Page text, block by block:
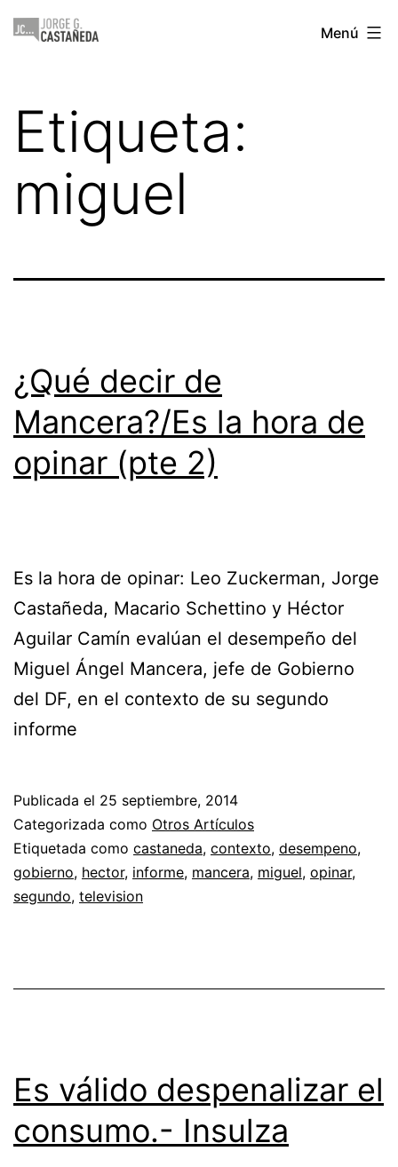
Saltar
Jorge
Menú
Etiqueta:
miguel
¿Qué decir de
Mancera?/Es la hora de
opinar (pte 2)
Es la hora de opinar: Leo Zuckerman, Jorge
Castañeda, Macario Schettino y Héctor
Aguilar Camín evalúan el desempeño del
Miguel Ángel Mancera, jefe de Gobierno
del DF, en el contexto de su segundo
informe
Publicada el 25 septiembre, 2014
Categorizada como Otros Artículos
Etiquetada como castaneda, contexto, desempeno,
gobierno, hector, informe, mancera, miguel, opinar,
segundo, television
Es válido despenalizar el
consumo.- Insulza